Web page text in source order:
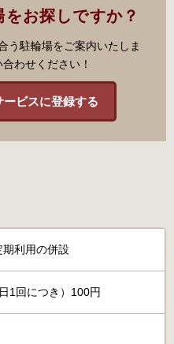
お探しですか？
う駐輪場をご案内いたしま
わせください！
ビスに登録する
利用の併設
1回につき）100円